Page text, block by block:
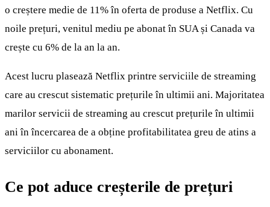
o creștere medie de 11% în oferta de produse a Netflix. Cu
noile prețuri, venitul mediu pe abonat în SUA și Canada va
crește cu 6% de la an la an.
Acest lucru plasează Netflix printre serviciile de streaming
care au crescut sistematic prețurile în ultimii ani. Majoritatea
marilor servicii de streaming au crescut prețurile în ultimii
ani în încercarea de a obține profitabilitatea greu de atins a
serviciilor cu abonament.
Ce pot aduce creșterile de prețuri